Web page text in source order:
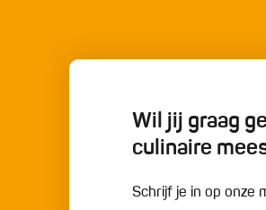
Wil jij graag
culinaire
Schrijf je in op onze